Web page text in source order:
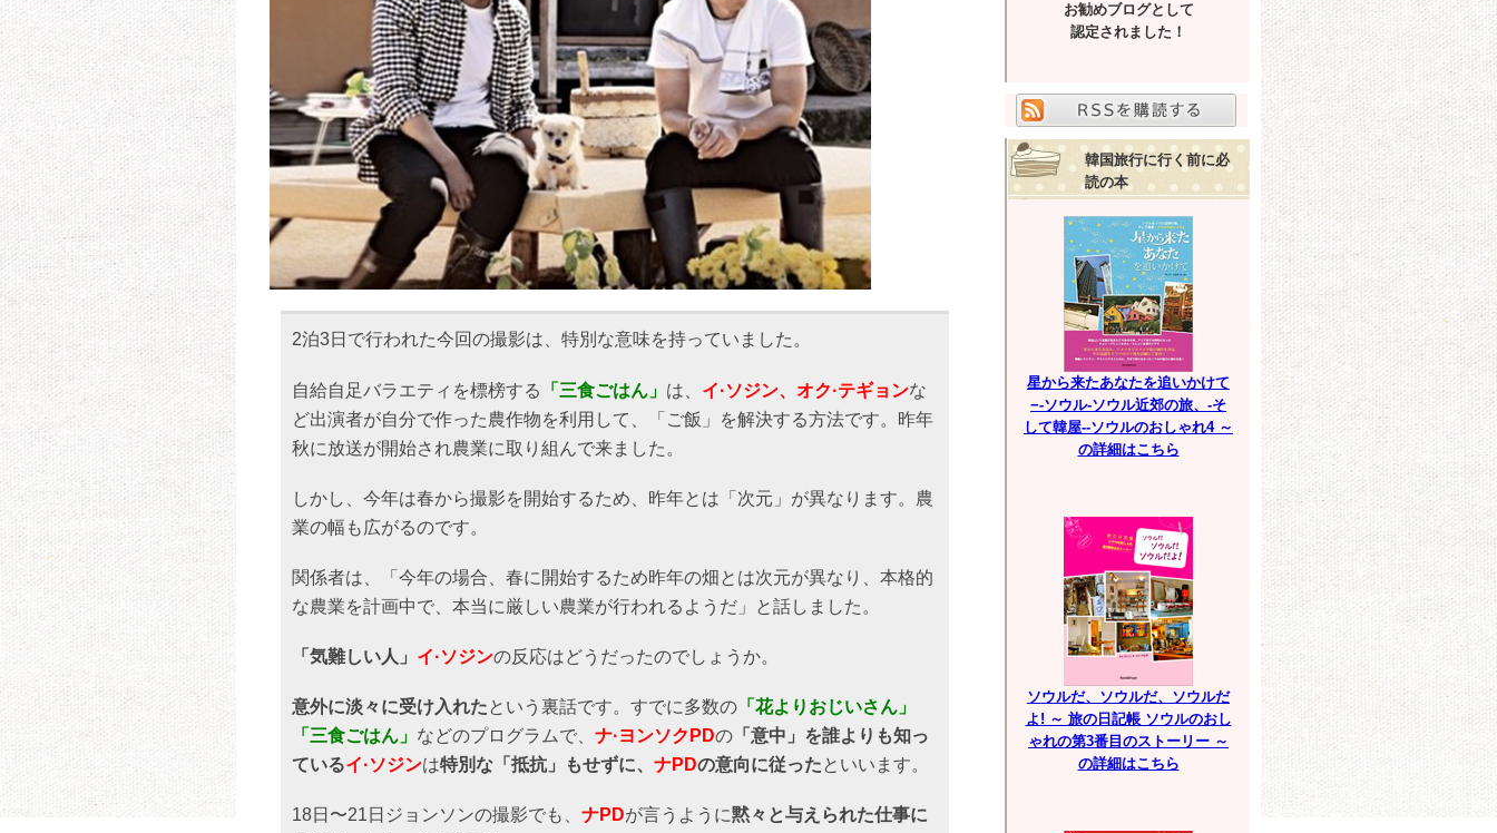
2泊3日で行われた今回の撮影は、特別な意味を持っていました。
自給自足バラエティを標榜する 「三食ごはん」 は、 イ·ソジン、オク·テギョンな
ど出演者が自分で作った農作物を利用して、「ご飯」を解決する方法です。昨年
秋に放送が開始され農業に取り組んで来ました。
しかし、今年は春から撮影を開始するため、昨年とは「次元」が異なります。農
業の幅も広がるのです。
関係者は、「今年の場合、春に開始するため昨年の畑とは次元が異なり、本格的
な農業を計画中で、本当に厳しい農業が行われるようだ」と話しました。
「気難しい人」 イ·ソジンの反応はどうだったのでしょうか。
意外に淡々に受け入れたという裏話です。すでに多数の 「花よりおじいさん」
「三食ごはん」 などのプログラムで、 ナ·ヨンソクPDの 「意中」を誰よりも知っ
ているイ·ソジンは特別な「抵抗」もせずに、 ナPDの意向に従ったといいます。
18日〜21日ジョンソンの撮影でも、 ナPDが言うように黙々と与えられた仕事に
お勧めブログとして
認定されました！
韓国旅行に行く前に必
読の本
星から来たあなたを追いかけて
−-ソウル-ソウル近郊の旅、-そ
して韓屋--ソウルのおしゃれ4 ～
の詳細はこちら
ソウルだ、ソウルだ、ソウルだ
よ! ～ 旅の日記帳 ソウルのおし
ゃれの第3番目のストーリー ～
の詳細はこちら